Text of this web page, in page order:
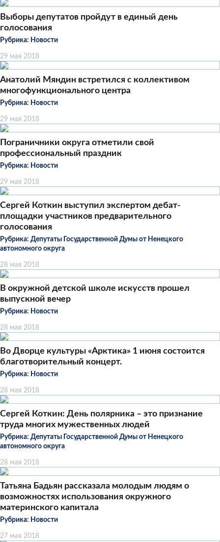
Выборы депутатов пройдут в единый день
голосования
Рубрика: Новости
29 мая 2018
Анатолий Мяндин встретился с коллективом
многофункционального центра
Рубрика: Новости
29 мая 2018
Пограничники округа отметили свой
профессиональный праздник
Рубрика: Новости
29 мая 2018
Сергей Коткин выступил экспертом дебат-
площадки участников предварительного
голосования
Рубрика: Депутаты Государственной Думы от Ненецкого
автономного округа
28 мая 2018
В окружной детской школе искусств прошел
выпускной вечер
Рубрика: Новости
28 мая 2018
Во Дворце культуры «Арктика» 1 июня состоится
благотворительный концерт.
Рубрика: Новости
28 мая 2018
Сергей Коткин: День полярника – это признание
труда многих мужественных людей
Рубрика: Депутаты Государственной Думы от Ненецкого
автономного округа
28 мая 2018
Татьяна Бадьян рассказала молодым людям о
возможностях использования окружного
материнского капитала
Рубрика: Новости
27 мая 2018